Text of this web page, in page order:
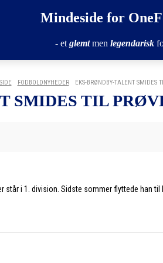
Mindeside for
- et glemtmen legendarisk
FODBOLDNYHEDER EKS-BRØNDBY-TALENT SMIDES
SMIDES TIL
står i 1. division. Sidste sommer flyttede